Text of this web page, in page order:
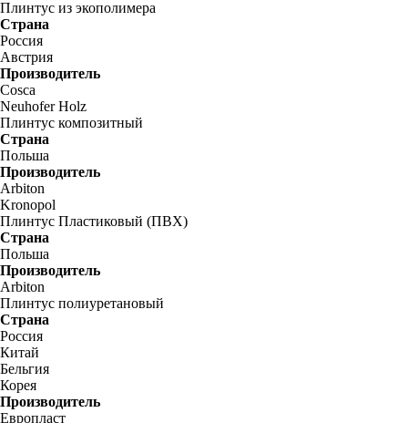
Плинтус из экополимера
Страна
Россия
Австрия
Производитель
Cosca
Neuhofer Holz
Плинтус композитный
Страна
Польша
Производитель
Arbiton
Kronopol
Плинтус Пластиковый (ПВХ)
Страна
Польша
Производитель
Arbiton
Плинтус полиуретановый
Страна
Россия
Китай
Бельгия
Корея
Производитель
Европласт